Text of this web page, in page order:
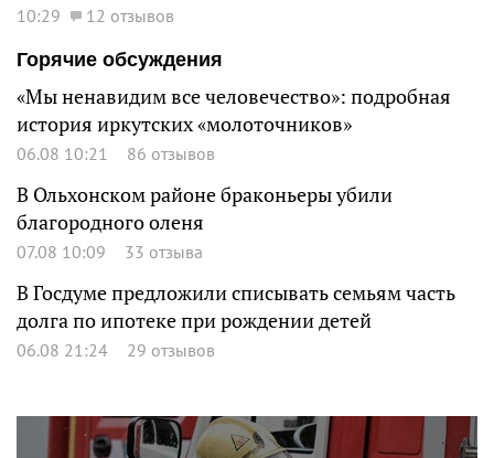
10:29
12 отзывов
Горячие обсуждения
«Мы ненавидим все человечество»: подробная
история иркутских «молоточников»
06.08 10:21 86 отзывов
В Ольхонском районе браконьеры убили
благородного оленя
07.08 10:09 33 отзыва
В Госдуме предложили списывать семьям часть
долга по ипотеке при рождении детей
06.08 21:24 29 отзывов